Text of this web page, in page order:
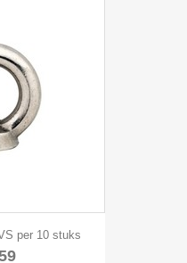
per 10 stuks